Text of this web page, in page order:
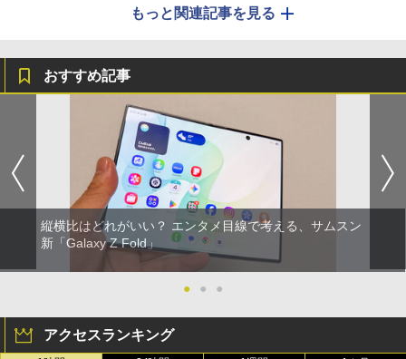
もっと関連記事を見る
おすすめ記事
縦横比はどれがいい？ エンタメ目線で考える、サムスン
新「Galaxy Z Fold」
● ● ●
アクセスランキング